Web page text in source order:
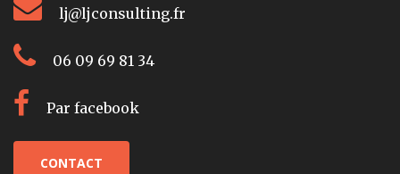
lj@ljconsulting.fr
06 09 69 81 34
Par facebook
CONTACT